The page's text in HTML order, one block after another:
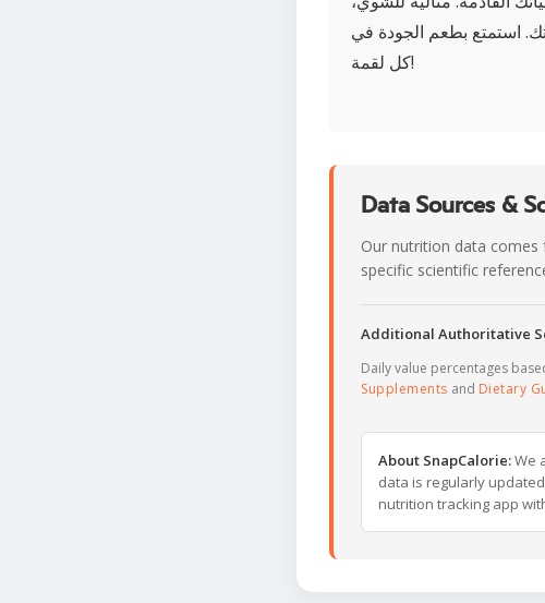
استمتع بطعم الجودة في
كل لقمة!
Data Sources &
Our nutrition data
specific scientific
Additional Authoritative
Daily value percentages
Supplements and Dietary
About SnapCalorie:We
data is regularly
nutrition tracking app